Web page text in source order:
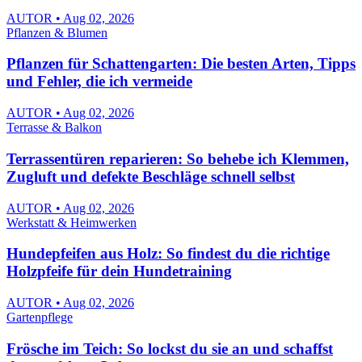
AUTOR • Aug 02, 2026
Pflanzen & Blumen
Pflanzen für Schattengarten: Die besten Arten, Tipps
und Fehler, die ich vermeide
AUTOR • Aug 02, 2026
Terrasse & Balkon
Terrassentüren reparieren: So behebe ich Klemmen,
Zugluft und defekte Beschläge schnell selbst
AUTOR • Aug 02, 2026
Werkstatt & Heimwerken
Hundepfeifen aus Holz: So findest du die richtige
Holzpfeife für dein Hundetraining
AUTOR • Aug 02, 2026
Gartenpflege
Frösche im Teich: So lockst du sie an und schaffst